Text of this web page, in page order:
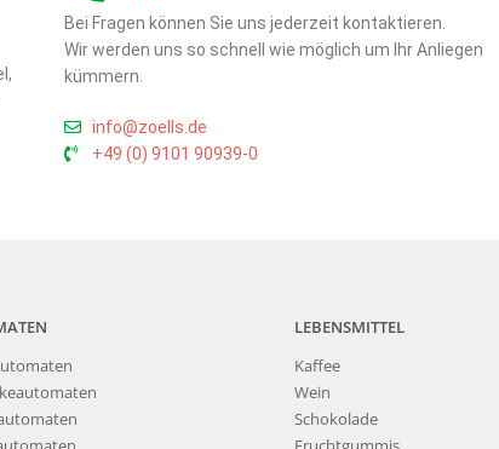
Bei Fragen können Sie uns jederzeit kontaktieren.
Wir werden uns so schnell wie möglich um Ihr Anliegen
kümmern.
info@zoells.de
+49 (0) 9101 90939-0
LEBENSMITTEL
Kaffee
Wein
Schokolade